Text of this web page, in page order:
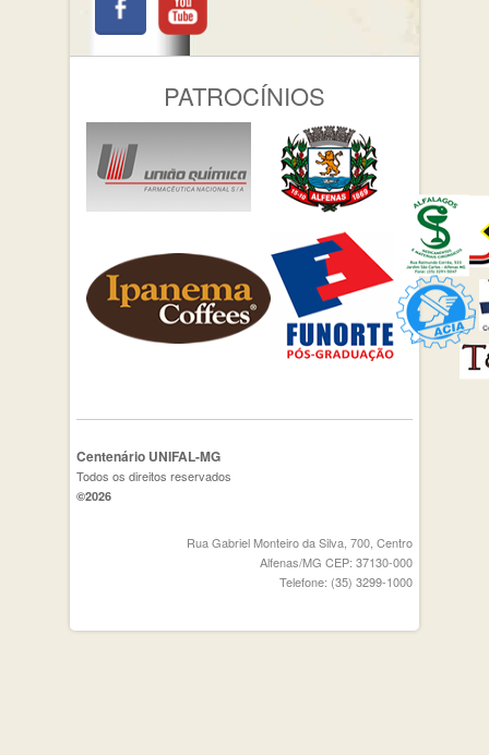
PATROCÍNIOS
Centenário UNIFAL-MG
Todos os direitos reservados
©2026
Rua Gabriel Monteiro da Silva, 700, Centro
Alfenas/MG CEP: 37130-000
Telefone: (35) 3299-1000